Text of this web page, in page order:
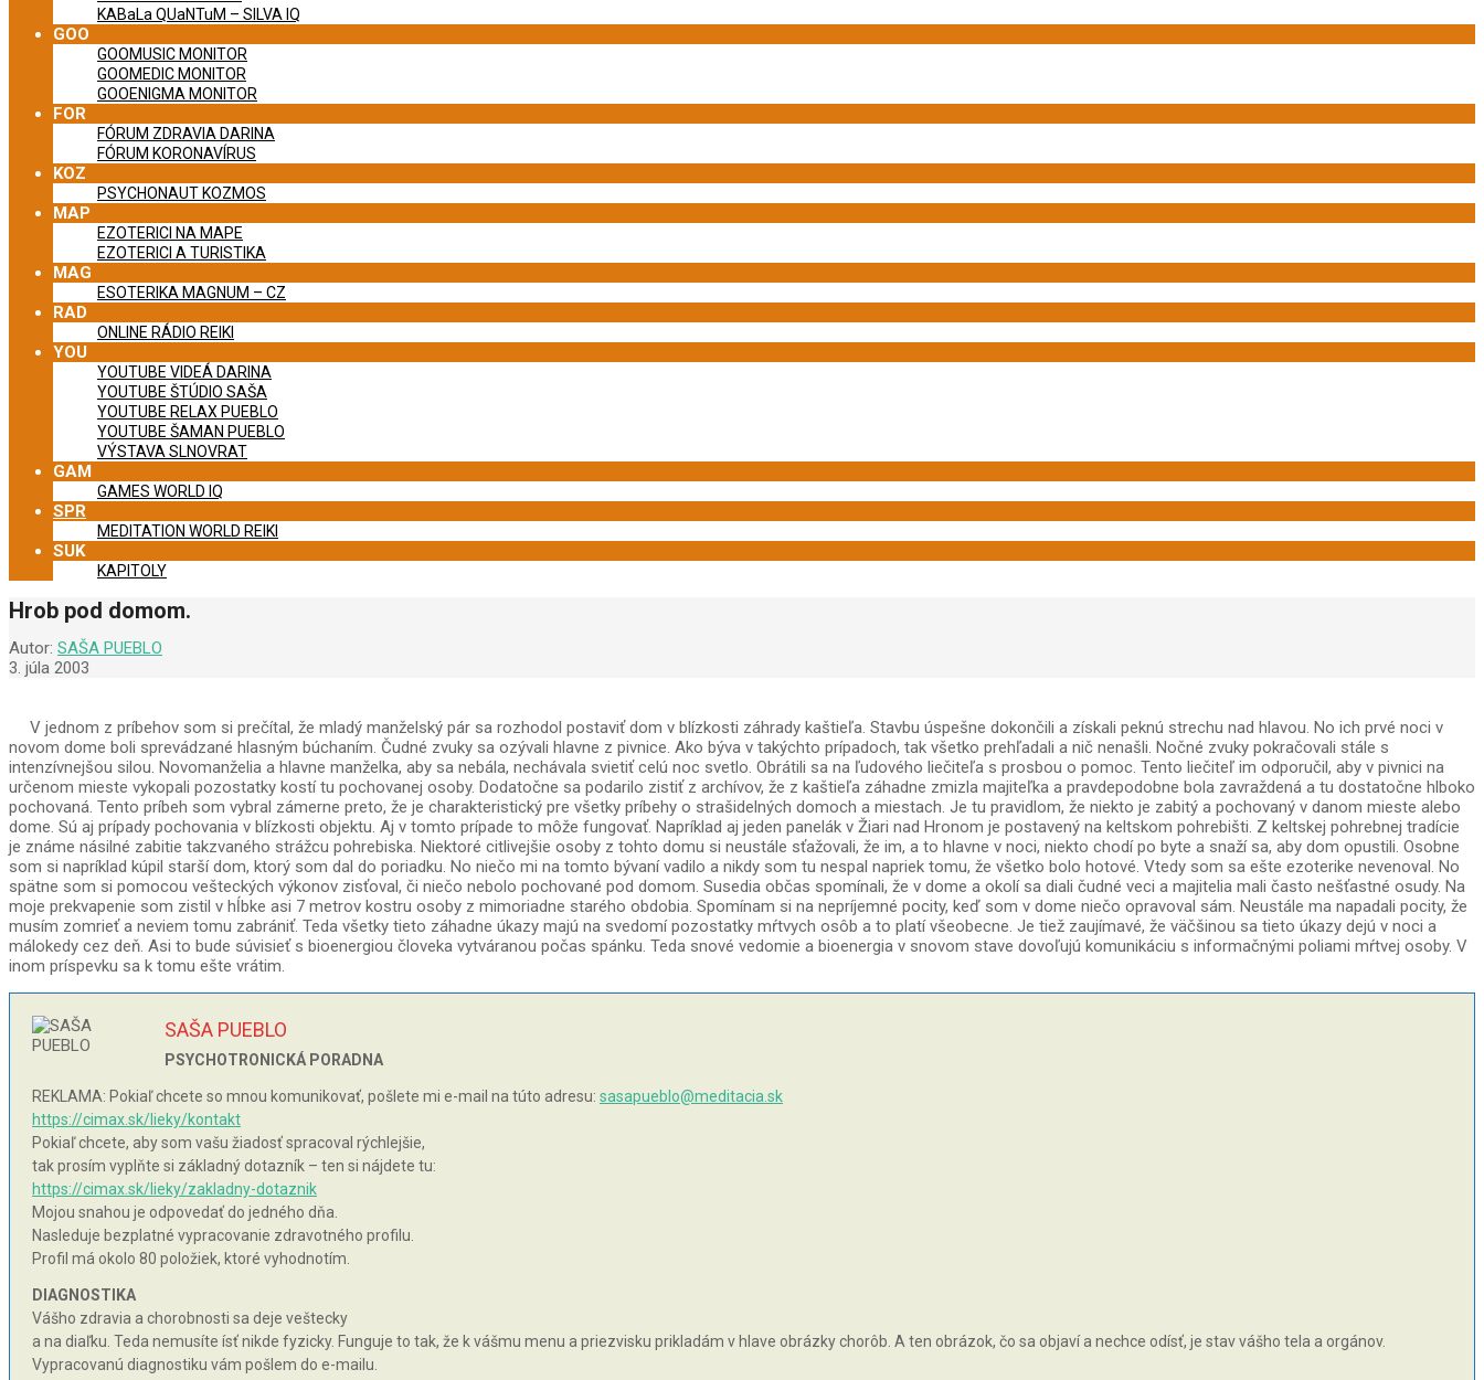
KABaLa QUaNTuM – SILVA IQ
GOO
GOOMUSIC MONITOR
GOOMEDIC MONITOR
GOOENIGMA MONITOR
FOR
FÓRUM ZDRAVIA DARINA
FÓRUM KORONAVÍRUS
KOZ
PSYCHONAUT KOZMOS
MAP
EZOTERICI NA MAPE
EZOTERICI A TURISTIKA
MAG
ESOTERIKA MAGNUM – CZ
RAD
ONLINE RÁDIO REIKI
YOU
YOUTUBE VIDEÁ DARINA
YOUTUBE ŠTÚDIO SAŠA
YOUTUBE RELAX PUEBLO
YOUTUBE ŠAMAN PUEBLO
VÝSTAVA SLNOVRAT
GAM
GAMES WORLD IQ
SPR
MEDITATION WORLD REIKI
SUK
KAPITOLY
Hrob pod domom.
Autor: SAŠA PUEBLO
3. júla 2003
V jednom z príbehov som si prečítal, že mladý manželský pár sa rozhodol postaviť dom v blízkosti záhrady kaštieľa. Stavbu úspešne dokončili a získali peknú strechu nad hlavou. No ich prvé noci v
novom dome boli sprevádzané hlasným búchaním. Čudné zvuky sa ozývali hlavne z pivnice. Ako býva v takýchto prípadoch, tak všetko prehľadali a nič nenašli. Nočné zvuky pokračovali stále s
intenzívnejšou silou. Novomanželia a hlavne manželka, aby sa nebála, nechávala svietiť celú noc svetlo. Obrátili sa na ľudového liečiteľa s prosbou o pomoc. Tento liečiteľ im odporučil, aby v pivnici na
určenom mieste vykopali pozostatky kostí tu pochovanej osoby. Dodatočne sa podarilo zistiť z archívov, že z kaštieľa záhadne zmizla majiteľka a pravdepodobne bola zavraždená a tu dostatočne hlboko
pochovaná. Tento príbeh som vybral zámerne preto, že je charakteristický pre všetky príbehy o strašidelných domoch a miestach. Je tu pravidlom, že niekto je zabitý a pochovaný v danom mieste alebo
dome. Sú aj prípady pochovania v blízkosti objektu. Aj v tomto prípade to môže fungovať. Napríklad aj jeden panelák v Žiari nad Hronom je postavený na keltskom pohrebišti. Z keltskej pohrebnej tradície
je známe násilné zabitie takzvaného strážcu pohrebiska. Niektoré citlivejšie osoby z tohto domu si neustále sťažovali, že im, a to hlavne v noci, niekto chodí po byte a snaží sa, aby dom opustili. Osobne
som si napríklad kúpil starší dom, ktorý som dal do poriadku. No niečo mi na tomto bývaní vadilo a nikdy som tu nespal napriek tomu, že všetko bolo hotové. Vtedy som sa ešte ezoterike nevenoval. No
spätne som si pomocou vešteckých výkonov zisťoval, či niečo nebolo pochované pod domom. Susedia občas spomínali, že v dome a okolí sa diali čudné veci a majitelia mali často nešťastné osudy. Na
moje prekvapenie som zistil v hĺbke asi 7 metrov kostru osoby z mimoriadne starého obdobia. Spomínam si na nepríjemné pocity, keď som v dome niečo opravoval sám. Neustále ma napadali pocity, že
musím zomrieť a neviem tomu zabrániť. Teda všetky tieto záhadne úkazy majú na svedomí pozostatky mŕtvych osôb a to platí všeobecne. Je tiež zaujímavé, že väčšinou sa tieto úkazy dejú v noci a
málokedy cez deň. Asi to bude súvisieť s bioenergiou človeka vytváranou počas spánku. Teda snové vedomie a bioenergia v snovom stave dovoľujú komunikáciu s informačnými poliami mŕtvej osoby. V
inom príspevku sa k tomu ešte vrátim.
SAŠA PUEBLO
PSYCHOTRONICKÁ PORADNA
REKLAMA: Pokiaľ chcete so mnou komunikovať, pošlete mi e-mail na túto adresu: sasapueblo@meditacia.sk
https://cimax.sk/lieky/kontakt
Pokiaľ chcete, aby som vašu žiadosť spracoval rýchlejšie,
tak prosím vyplňte si základný dotazník – ten si nájdete tu:
https://cimax.sk/lieky/zakladny-dotaznik
Mojou snahou je odpovedať do jedného dňa.
Nasleduje bezplatné vypracovanie zdravotného profilu.
Profil má okolo 80 položiek, ktoré vyhodnotím.
DIAGNOSTIKA
Vášho zdravia a chorobnosti sa deje veštecky
a na diaľku. Teda nemusíte ísť nikde fyzicky. Funguje to tak, že k vášmu menu a priezvisku prikladám v hlave obrázky chorôb. A ten obrázok, čo sa objaví a nechce odísť, je stav vášho tela a orgánov.
Vypracovanú diagnostiku vám pošlem do e-mailu.